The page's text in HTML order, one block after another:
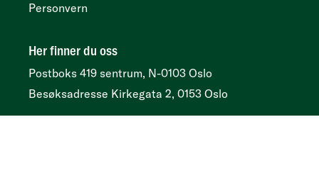
Personvern
Her finner du oss
Postboks 419 sentrum, N-0103 Oslo
Besøksadresse Kirkegata 2, 0153 Oslo